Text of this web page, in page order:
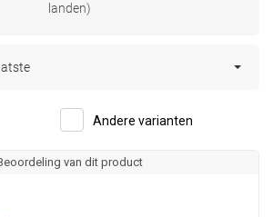
landen)
Andere varianten
van dit product